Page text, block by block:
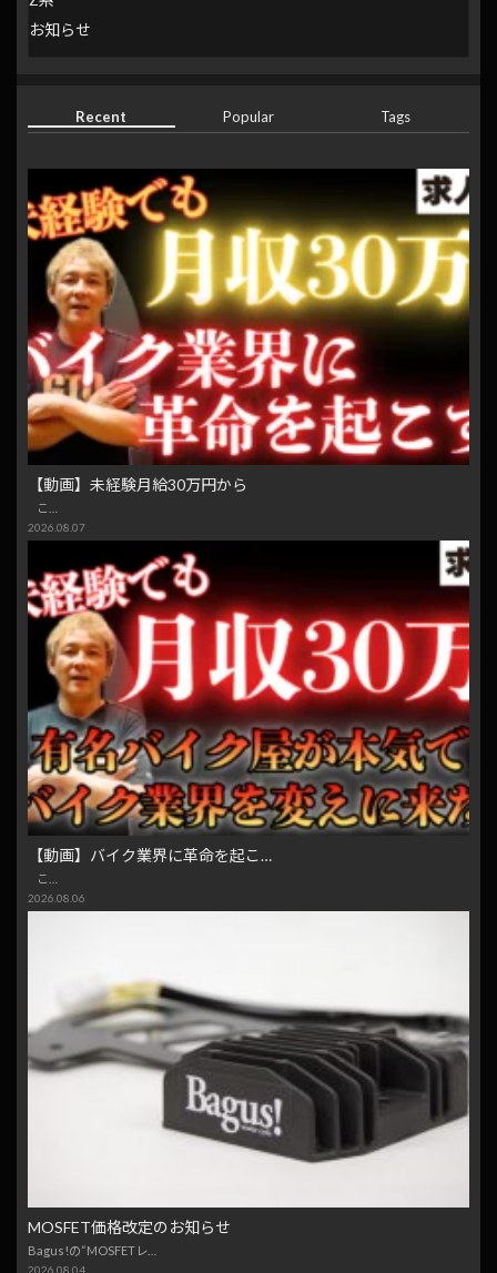
お知らせ
Recent Popular Tags
【動画】未経験月給30万円から
こ…
2026.08.07
【動画】バイク業界に革命を起こ…
こ…
2026.08.06
MOSFET価格改定のお知らせ
Bagus!の“MOSFETレ…
2026.08.04